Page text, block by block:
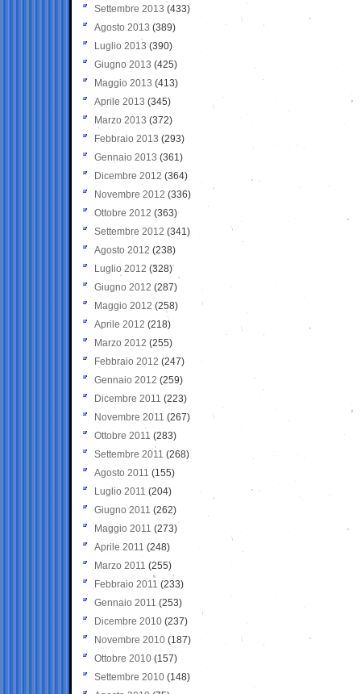
Settembre 2013 (433)
Agosto 2013 (389)
Luglio 2013 (390)
Giugno 2013 (425)
Maggio 2013 (413)
Aprile 2013 (345)
Marzo 2013 (372)
Febbraio 2013 (293)
Gennaio 2013 (361)
Dicembre 2012 (364)
Novembre 2012 (336)
Ottobre 2012 (363)
Settembre 2012 (341)
Agosto 2012 (238)
Luglio 2012 (328)
Giugno 2012 (287)
Maggio 2012 (258)
Aprile 2012 (218)
Marzo 2012 (255)
Febbraio 2012 (247)
Gennaio 2012 (259)
Dicembre 2011 (223)
Novembre 2011 (267)
Ottobre 2011 (283)
Settembre 2011 (268)
Agosto 2011 (155)
Luglio 2011 (204)
Giugno 2011 (262)
Maggio 2011 (273)
Aprile 2011 (248)
Marzo 2011 (255)
Febbraio 2011 (233)
Gennaio 2011 (253)
Dicembre 2010 (237)
Novembre 2010 (187)
Ottobre 2010 (157)
Settembre 2010 (148)